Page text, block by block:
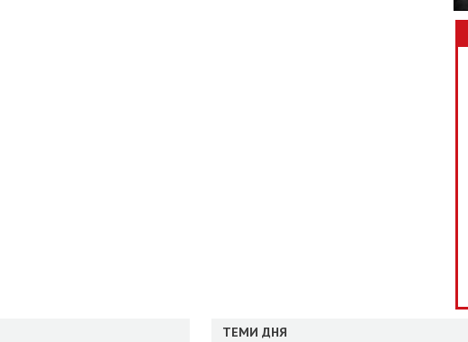
ТЕМИ ДНЯ